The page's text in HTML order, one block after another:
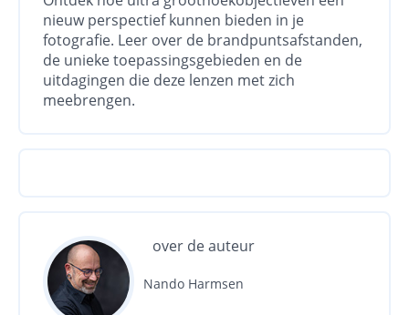
nieuw perspectief kunnen bieden in je
fotografie. Leer over de brandpuntsafstanden,
de unieke toepassingsgebieden en de
uitdagingen die deze lenzen met zich
meebrengen.
over de auteur
Nando Harmsen